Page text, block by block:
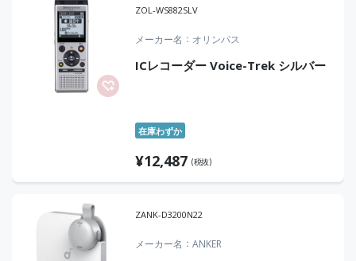
ZOL-WS882SLV
メーカー名 オリンパス
ICレコーダー Voice-Trek シルバー
在庫わずか
¥12,487 (税抜)
ZANK-D3200N22
メーカー名 ANKER